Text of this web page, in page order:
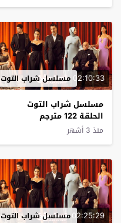
02:10:33 مسلسل شراب التوت
مسلسل شراب التوت
الحلقة 122 مترجم
منذ 3 أشهر
02:25:29مسلسل شراب التوت